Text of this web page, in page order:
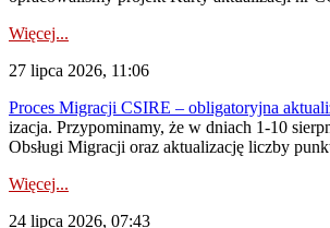
Więcej...
27 lipca 2026, 11:06
Proces Migracji CSIRE – obligatoryjna
izacja. Przypominamy, że w dniach 1-10
Obsługi Migracji oraz aktualizację liczby
Więcej...
24 lipca 2026, 07:43